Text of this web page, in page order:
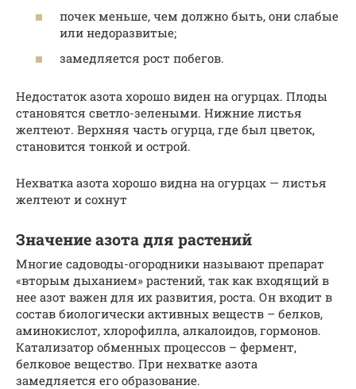
почек меньше, чем должно быть, они слабые
или недоразвитые;
замедляется рост побегов.
Недостаток азота хорошо виден на огурцах. Плоды
становятся светло-зелеными. Нижние листья
желтеют. Верхняя часть огурца, где был цветок,
становится тонкой и острой.
Нехватка азота хорошо видна на огурцах — листья
желтеют и сохнут
Значение азота для растений
Многие садоводы-огородники называют препарат
«вторым дыханием» растений, так как входящий в
нее азот важен для их развития, роста. Он входит в
состав биологически активных веществ – белков,
аминокислот, хлорофилла, алкалоидов, гормонов.
Катализатор обменных процессов – фермент,
белковое вещество. При нехватке азота
замедляется его образование.